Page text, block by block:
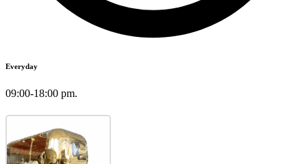
Everyday
09:00-18:00 pm.